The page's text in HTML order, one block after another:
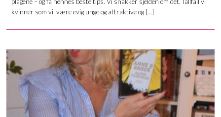
kvinner som vil være evig unge og attraktive og […]